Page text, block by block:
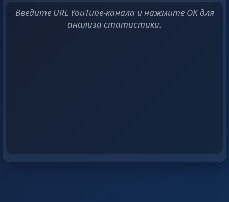
Введите URL YouTube-канала и нажмите OK для
анализа статистики.